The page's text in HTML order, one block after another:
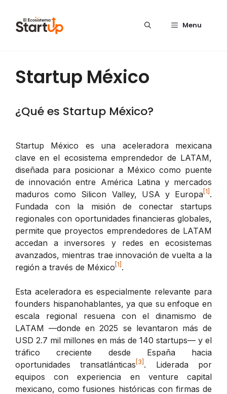
Menu
Startup México
¿Qué es Startup México?
Startup México es una aceleradora mexicana
clave en el ecosistema emprendedor de LATAM,
diseñada para posicionar a México como puente
de innovación entre América Latina y mercados
maduros como Silicon Valley, USA y Europa [1] .
Fundada con la misión de conectar startups
regionales con oportunidades financieras globales,
permite que proyectos emprendedores de LATAM
accedan a inversores y redes en ecosistemas
avanzados, mientras trae innovación de vuelta a la
región a través de México [1] .
Esta aceleradora es especialmente relevante para
founders hispanohablantes, ya que su enfoque en
escala regional resuena con el dinamismo de
LATAM —donde en 2025 se levantaron más de
USD 2.7 mil millones en más de 140 startups— y el
tráfico creciente desde España hacia
oportunidades transatlánticas [3] . Liderada por
equipos con experiencia en venture capital
mexicano, como fusiones históricas con firmas de